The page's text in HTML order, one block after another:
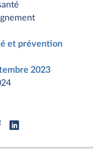
et prévention
2023